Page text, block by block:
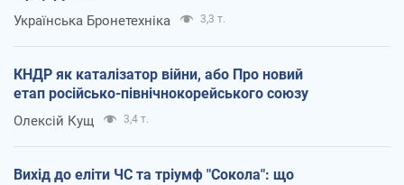
Українська Бронетехніка 3,3 т.
КНДР як каталізатор війни, або Про новий
етап російсько-північнокорейського союзу
Олексій Кущ 3,4 т.
Вихід до еліти ЧС та тріумф "Сокола": що